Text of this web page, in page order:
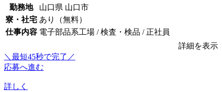
勤務地
山口県 山口市
寮・社宅 あり（無料）
仕事内容 電子部品系工場 / 検査・検品 / 正社員
詳細を表示
＼最短45秒で完了／
応募へ進む
詳しく